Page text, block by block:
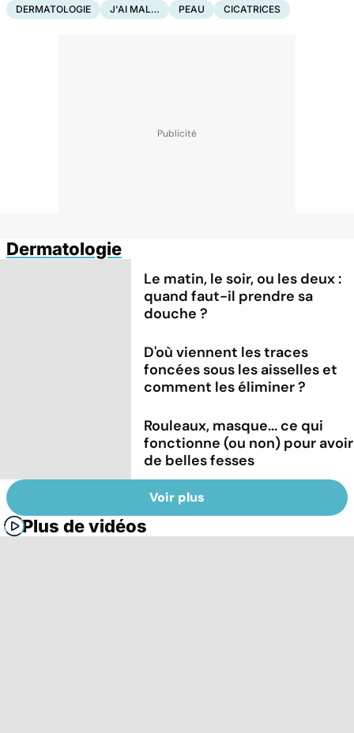
DERMATOLOGIE J'AI MAL… PEAU CICATRICES
Dermatologie
Le matin, le soir, ou les deux :
quand faut-il prendre sa
douche ?
D'où viennent les traces
foncées sous les aisselles et
comment les éliminer ?
Rouleaux, masque... ce qui
fonctionne (ou non) pour avoir
de belles fesses
Voir plus
Plus de vidéos